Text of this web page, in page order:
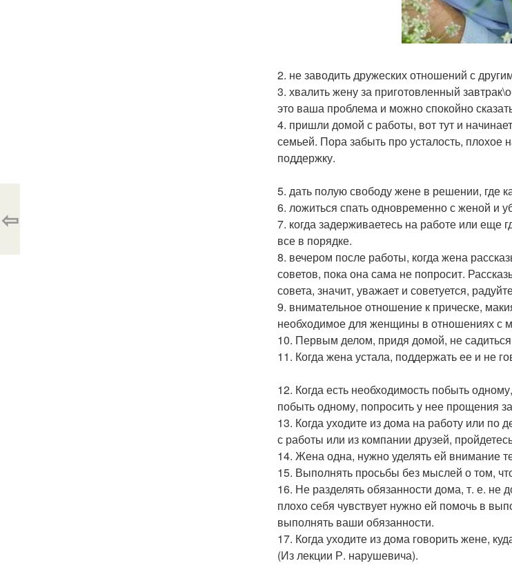
2. не заводить дружеских отношений с
3. хвалить жену за приготовленный
это ваша проблема и можно спокойно
4. пришли домой с работы, вот тут и
семьей. Пора забыть про усталость, плохое
поддержку.
5. дать полую свободу жене в решении, где
6. ложиться спать одновременно с женой и
7. когда задерживаетесь на работе или еще
все в порядке.
8. вечером после работы, когда жена
советов, пока она сама не попросит.
совета, значит, уважает и советуется,
9. внимательное отношение к прическе,
необходимое для женщины в отношениях с
10. Первым делом, придя домой, не
11. Когда жена устала, поддержать ее и не
12. Когда есть необходимость побыть
побыть одному, попросить у нее прощения
13. Когда уходите из дома на работу или по
с работы или из компании друзей,
14. Жена одна, нужно уделять ей внимание
15. Выполнять просьбы без мыслей о том,
16. Не разделять обязанности дома, т. е. не
плохо себя чувствует нужно ей помочь в
выполнять ваши обязанности.
17. Когда уходите из дома говорить жене,
(Из лекции Р. нарушевича).
⇦